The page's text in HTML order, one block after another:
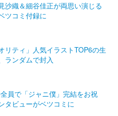
沙織＆細谷佳正が両思い演じる
ツコミ付録に
リティ」人気イラストTOP6の生
ランダムで封入
員で「ジャニ僕」完結をお祝
タビューがベツコミに